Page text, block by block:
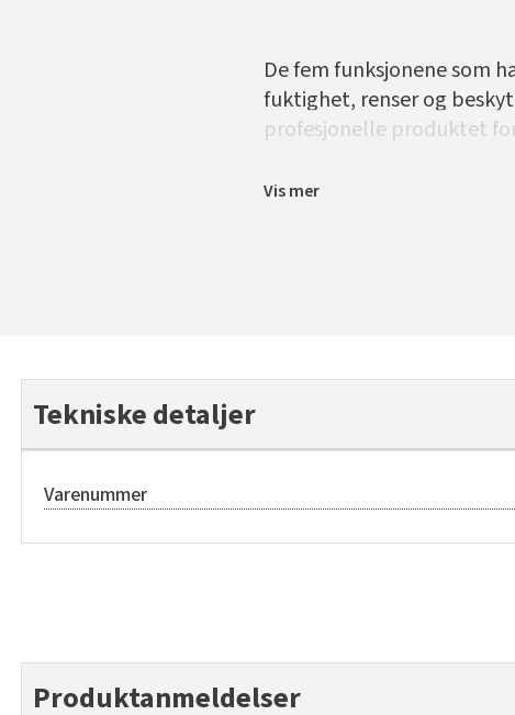
De fem funksjonene som
fuktighet, renser og
profesjonelle produktet
Vis mer
Tekniske detaljer
Varenummer
Produktanmeldelser